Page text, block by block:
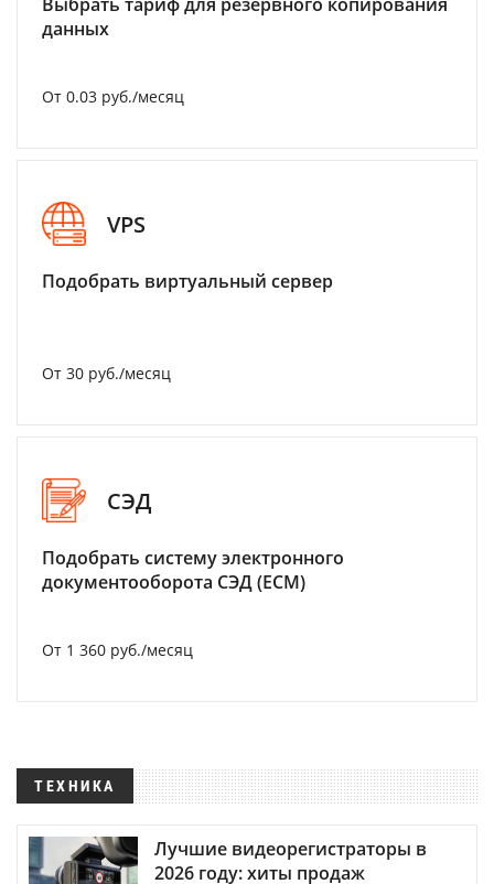
данных
От 0.03 руб./месяц
VPS
Подобрать виртуальный сервер
От 30 руб./месяц
СЭД
Подобрать систему электронного
документооборота СЭД (ECM)
От 1 360 руб./месяц
ТЕХНИКА
Лучшие видеорегистраторы в
2026 году: хиты продаж